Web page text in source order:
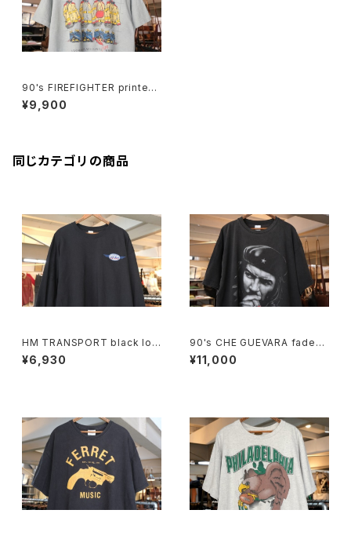
90's FIREFIGHTER printed
50/50 Tee "Made in U.S.A."
¥9,900
同じカテゴリの商品
HM TRANSPORT black lon
g-sleeve Tee "embroider
ed logo"
¥6,930
90's CHE GUEVARA fade-b
lack cotton photo print Te
e
¥11,000